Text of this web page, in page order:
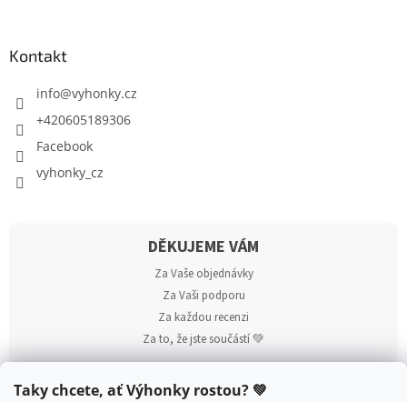
Taky chcete, ať Výhonky rostou? 💚
Kontakt
info@vyhonky.cz
+420605189306
Facebook
vyhonky_cz
DĚKUJEME VÁM
Za Vaše objednávky
Za Vaši podporu
Za každou recenzi
Za to, že jste součástí 💚